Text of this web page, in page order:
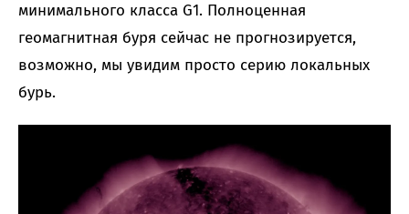
минимального класса G1. Полноценная
геомагнитная буря сейчас не прогнозируется,
возможно, мы увидим просто серию локальных
бурь.